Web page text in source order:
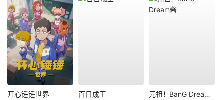
开心锤锤世界 百日成王 元祖！BanG Dream酱